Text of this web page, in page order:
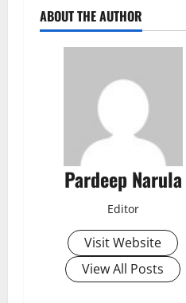
ABOUT THE AUTHOR
Pardeep Narula
Editor
Visit Website
View All Posts